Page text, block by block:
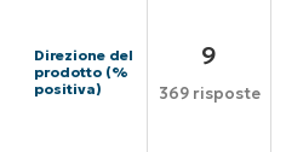
Direzione del
prodotto (%
positiva)
9
369 risposte